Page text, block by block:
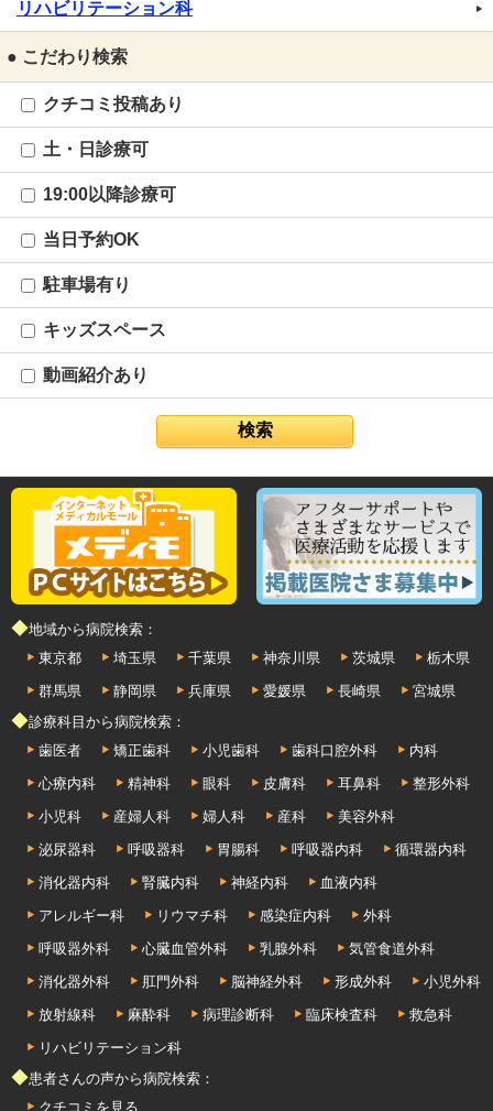
リハビリテーション科
● こだわり検索
クチコミ投稿あり
土・日診療可
19:00以降診療可
当日予約OK
駐車場有り
キッズスペース
動画紹介あり
◆地域から病院検索：
東京都
埼玉県 千葉県 神奈川県 茨城県
栃木県
群馬県
静岡県 兵庫県 愛媛県 長崎県
宮城県
◆診療科目から病院検索：
歯医者
矯正歯科 小児歯科 歯科口腔外科
内科
心療内科
精神科 眼科 皮膚科 耳鼻科
整形外科
小児科
産婦人科 婦人科 産科
美容外科
泌尿器科
呼吸器科 胃腸科 呼吸器内科
循環器内科
消化器内科
腎臓内科 神経内科
血液内科
アレルギー科
リウマチ科 感染症内科
外科
呼吸器外科
心臓血管外科 乳腺外科
気管食道外科
消化器外科
肛門外科 脳神経外科 形成外科
小児外科
放射線科
麻酔科 病理診断科 臨床検査科
救急科
リハビリテーション科
◆患者さんの声から病院検索：
クチコミを見る